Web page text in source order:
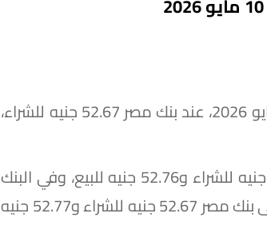
استقر سعر الدولار أمام الجنيه المصري اليوم الأحد 10 مايو 2026، عند بنك مصر 52.67 جنيه للشراء،
وثبت سعر الدولار فى البنك المركزي المصري عند 52.62 جنيه للشراء و52.76 جنيه للبيع، وفي البنك
الأهلي المصري 52.67 جنيه للشراء و52.77 جنيه للبيع، وفى بنك مصر 52.67 جنيه للشراء و52.77 جنيه